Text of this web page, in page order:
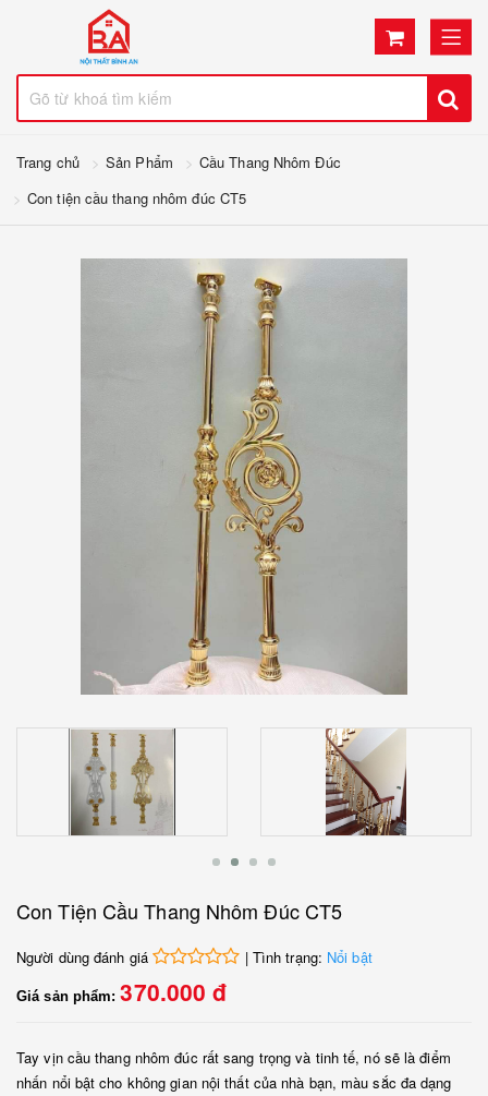
Trang chủ Sản Phẩm
Cầu Thang Nhôm Đúc
Con tiện cầu thang nhôm đúc CT5
Con Tiện Cầu Thang Nhôm Đúc CT5
Người dùng đánh giá | Tình trạng: Nổi bật
Giá sản phẩm:370.000 đ
Tay vịn cầu thang nhôm đúc rất sang trọng và tinh tế, nó sẽ là điểm
nhấn nổi bật cho không gian nội thất của nhà bạn, màu sắc đa dạng